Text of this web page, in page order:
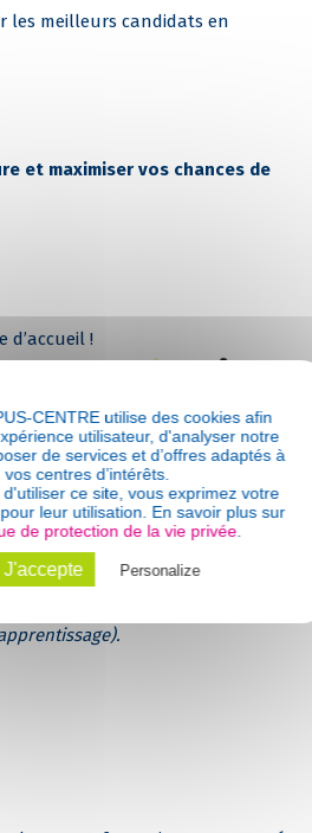
les meilleurs candidats en
et maximiser vos chances de
d’accueil !
avec les
met tout en œuvre pour vous
lasignature d
CENTRE utilise des cookies afin
utilisateur, d'analyser notre
de services et d’offres adaptés à
vos centres d’intérêts.
ce site, vous exprimez votre
leur utilisation. En savoir plus sur
de protection de la vie privée
Personalize